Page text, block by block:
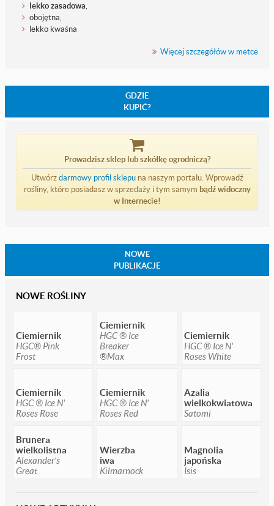
lekko zasadowa,
obojętna,
lekko kwaśna
Więcej szczegółów w metce
GDZIE
KUPIĆ?
Prowadzisz sklep lub szkółkę ogrodniczą?
Utwórzdarmowy profil sklepuna naszym portalu. Wprowadź
rośliny, które posiadasz w sprzedaży i tym samym bądź widoczny
w Internecie!
NOWE
PUBLIKACJE
NOWE ROŚLINY
Ciemiernik
HGC® Pink
Frost
Ciemiernik
HGC ® Ice
Breaker
®Max
Ciemiernik
HGC ® Ice N'
Roses White
Ciemiernik
HGC ® Ice N'
Roses Rose
Ciemiernik
HGC ® Ice N'
Roses Red
Azalia
wielkokwiatowa
Satomi
Brunera
wielkolistna
Alexander's
Great
Wierzba
iwa
Kilmarnock
Magnolia
japońska
Isis